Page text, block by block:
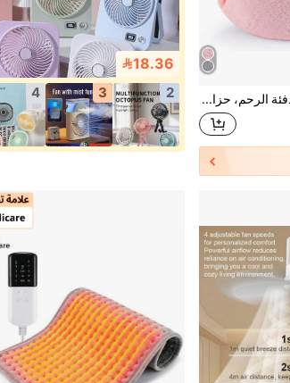
Hailicare حزام تدفئة الرحم، حزام خصر كهربائي للتدفئة، تسخين بالجرافين، شحن عبر USB، سخان اليد (باستثناء بنك الطاقة)، يحتاج إلى توصيل بمصدر طاقة للاستخدام، يصل إلى درجة الحرارة المحددة في حوالي 8 دقائق
18.36
2
3
4